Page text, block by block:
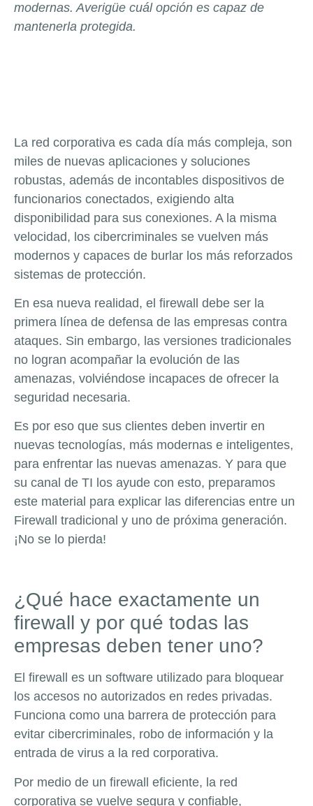
modernas. Averigüe cuál opción es capaz de
mantenerla protegida.
La red corporativa es cada día más compleja, son
miles de nuevas aplicaciones y soluciones
robustas, además de incontables dispositivos de
funcionarios conectados, exigiendo alta
disponibilidad para sus conexiones. A la misma
velocidad, los cibercriminales se vuelven más
modernos y capaces de burlar los más reforzados
sistemas de protección.
En esa nueva realidad, el firewall debe ser la
primera línea de defensa de las empresas contra
ataques. Sin embargo, las versiones tradicionales
no logran acompañar la evolución de las
amenazas, volviéndose incapaces de ofrecer la
seguridad necesaria.
Es por eso que sus clientes deben invertir en
nuevas tecnologías, más modernas e inteligentes,
para enfrentar las nuevas amenazas. Y para que
su canal de TI los ayude con esto, preparamos
este material para explicar las diferencias entre un
Firewall tradicional y uno de próxima generación.
¡No se lo pierda!
¿Qué hace exactamente un
firewall y por qué todas las
empresas deben tener uno?
El firewall es un software utilizado para bloquear
los accesos no autorizados en redes privadas.
Funciona como una barrera de protección para
evitar cibercriminales, robo de información y la
entrada de virus a la red corporativa.
Por medio de un firewall eficiente, la red
corporativa se vuelve segura y confiable,